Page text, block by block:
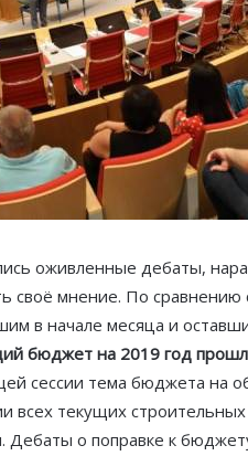
оживленные дебаты,
своё мнение. По
в начале месяца и
бюджет на 2019 год
сессии тема бюджета на
всех текущих строительных
Дебаты о поправке к